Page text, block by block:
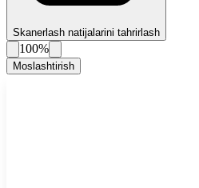
Skanerlash natijalarini tahrirlash
100%
Moslashtirish